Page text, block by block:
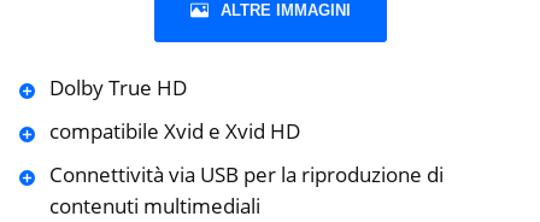
ALTRE IMMAGINI
Dolby True HD
compatibile Xvid e Xvid HD
Connettività via USB per la riproduzione di
contenuti multimediali